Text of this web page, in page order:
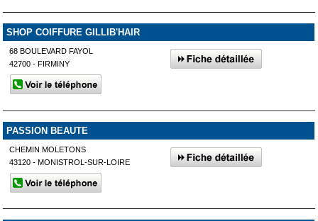
SHOP COIFFURE GILLIB'HAIR
68 BOULEVARD FAYOL
42700 - FIRMINY
PASSION BEAUTE
CHEMIN MOLETONS
43120 - MONISTROL-SUR-LOIRE